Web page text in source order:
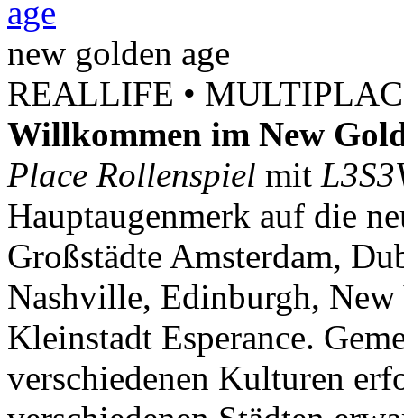
new golden age
REALLIFE •
Willkommen im New
Place Rollenspiel mit
Hauptaugenmerk auf die
Großstädte Amsterdam,
Nashville, Edinburgh,
Kleinstadt Esperance.
verschiedenen Kulturen